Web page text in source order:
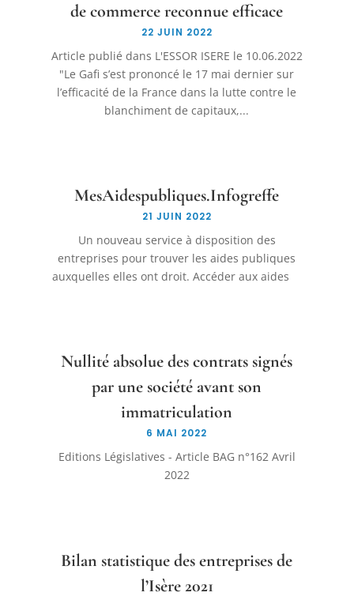
de commerce reconnue efficace
22 JUIN 2022
Article publié dans L'ESSOR ISERE le 10.06.2022
"Le Gafi s’est prononcé le 17 mai dernier sur
l’efficacité de la France dans la lutte contre le
blanchiment de capitaux,...
MesAidespubliques.Infogreffe
21 JUIN 2022
Un nouveau service à disposition des
entreprises pour trouver les aides publiques
auxquelles elles ont droit. Accéder aux aides
Nullité absolue des contrats signés
par une société avant son
immatriculation
6 MAI 2022
Editions Législatives - Article BAG n°162 Avril
2022
Bilan statistique des entreprises de
l’Isère 2021